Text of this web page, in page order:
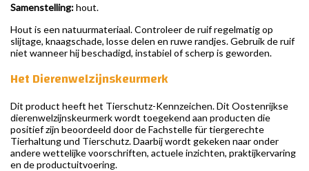
Samenstelling:hout.
Hout is een natuurmateriaal. Controleer de ruif regelmatig op
slijtage, knaagschade, losse delen en ruwe randjes. Gebruik de ruif
niet wanneer hij beschadigd, instabiel of scherp is geworden.
Het Dierenwelzijnskeurmerk
Dit product heeft het Tierschutz-Kennzeichen. Dit Oostenrijkse
dierenwelzijnskeurmerk wordt toegekend aan producten die
positief zijn beoordeeld door de Fachstelle für tiergerechte
Tierhaltung und Tierschutz. Daarbij wordt gekeken naar onder
andere wettelijke voorschriften, actuele inzichten, praktijkervaring
en de productuitvoering.